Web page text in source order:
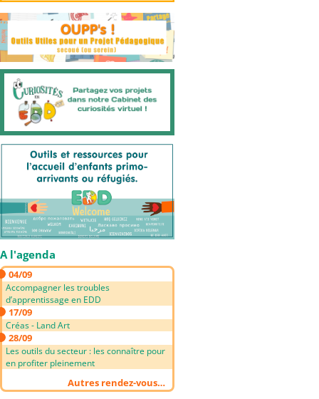
A l'agenda
04/09
Accompagner les troubles
d’apprentissage en EDD
17/09
Créas - Land Art
28/09
Les outils du secteur : les connaître pour
en profiter pleinement
Autres rendez-vous…